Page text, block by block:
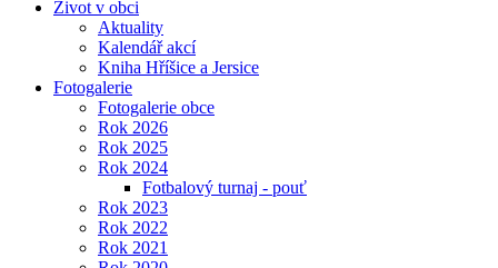
Život v obci
Aktuality
Kalendář akcí
Kniha Hříšice a Jersice
Fotogalerie
Fotogalerie obce
Rok 2026
Rok 2025
Rok 2024
Fotbalový turnaj - pouť
Rok 2023
Rok 2022
Rok 2021